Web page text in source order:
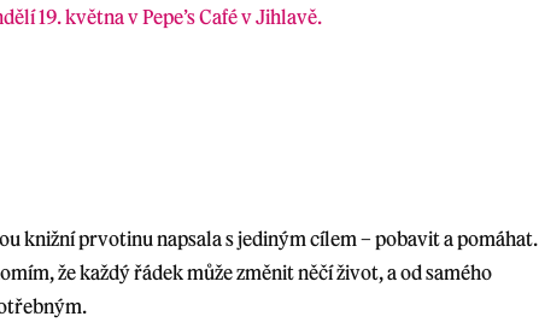
19. května v Pepe’s Café v Jihlavě.
knižní prvotinu napsala s jediným cílem – pobavit a pomáhat.
že každý řádek může změnit něčí život, a od samého